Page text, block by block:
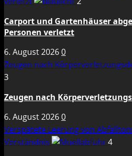
Carport und Gartenhäuser
Personen verletzt
6. August 20260
Zeugen nach
3
Zeugen nach
6. August 20260
Verspätete Leerung von
Verständnis
4